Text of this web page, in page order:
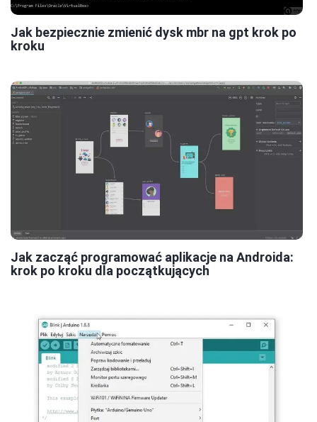
Jak bezpiecznie zmienić dysk mbr na gpt krok po
kroku
Jak zacząć programować aplikacje na Androida:
krok po kroku dla początkujących